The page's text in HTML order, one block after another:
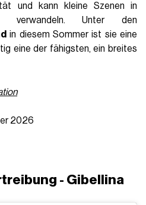
und kann kleine Szenen in
verwandeln. Unter den
in diesem Sommer ist sie eine
eine der fähigsten, ein breites
2026
- Gibellina